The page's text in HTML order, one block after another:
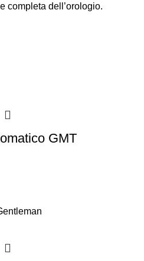
completa dell’orologio.
GMT